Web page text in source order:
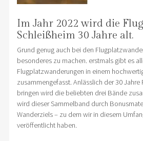
Im Jahr 2022 wird die
Schleißheim 30 Jahre alt.
Grund genug auch bei den
besonderes zu machen. erstmals gibt es
Flugplatzwanderungen in einem
zusammengefasst. Anlässlich der 30 Jahre
bringen wird die beliebten drei Bände
wird dieser Sammelband durch
Wanderziels – zu dem wir in diesem
veröffentlicht haben.